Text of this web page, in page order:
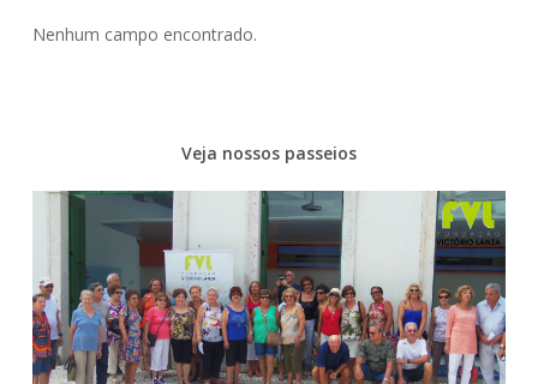
Nenhum campo encontrado.
Veja nossos passeios